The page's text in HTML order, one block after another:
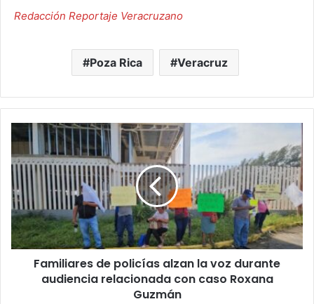
Redacción Reportaje Veracruzano
Poza Rica Veracruz
Familiares
de
policías
alzan
la
voz
durante
audiencia
relacionada
Familiares de policías alzan la voz durante
audiencia relacionada con caso Roxana
Guzmán